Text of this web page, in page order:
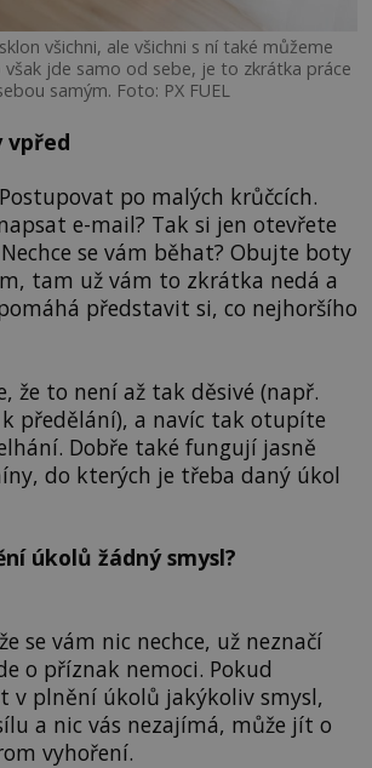
všichni, ale všichni s ní také můžeme
jde samo od sebe, je to zkrátka práce
samým. Foto: PX FUEL
vpřed
po malých krůčcích.
e-mail? Tak si jen otevřete
se vám běhat? Obujte boty
tam už vám to zkrátka nedá a
představit si, co nejhoršího
že to není až tak děsivé (např.
předělání), a navíc tak otupíte
Dobře také fungují jasně
do kterých je třeba daný úkol
úkolů žádný smysl?
se vám nic nechce, už neznačí
o příznak nemoci. Pokud
v plnění úkolů jakýkoliv smysl,
a nic vás nezajímá, může jít o
vyhoření.